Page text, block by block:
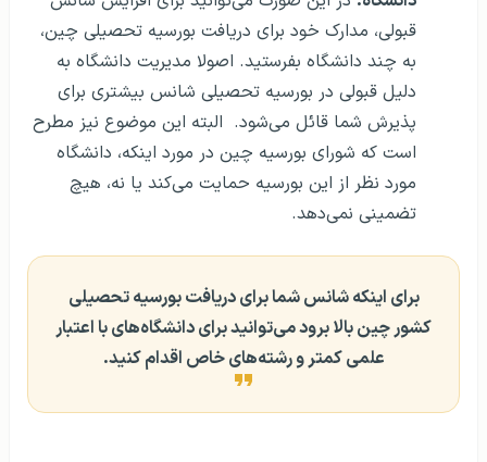
قبولی، مدارک خود برای دریافت بورسیه تحصیلی چین،
به چند دانشگاه بفرستید. اصولا مدیریت دانشگاه به
دلیل قبولی در بورسیه تحصیلی شانس بیشتری برای
پذیرش شما قائل می‌شود. البته این موضوع نیز مطرح
است که شورای بورسیه چین در مورد اینکه، دانشگاه
مورد نظر از این بورسیه حمایت می‌کند یا نه، هیچ
تضمینی نمی‌دهد.
برای اینکه شانس شما برای دریافت بورسیه تحصیلی
کشور چین بالا برود می‌توانید برای دانشگاه‌های با اعتبار
علمی کمتر و رشته‌های خاص اقدام کنید.